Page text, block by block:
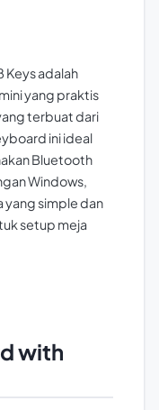
Keys adalah
yang praktis
terbuat dari
ini ideal
Bluetooth
Windows,
yang simple dan
setup meja
with